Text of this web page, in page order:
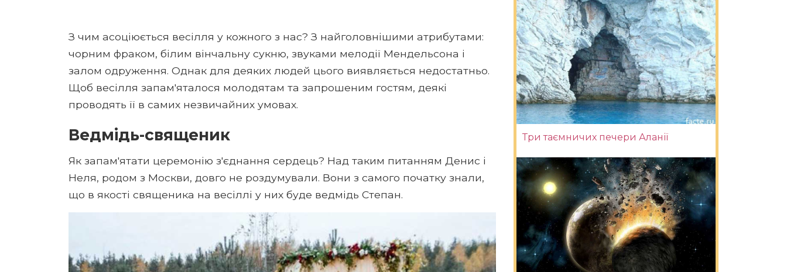
З чим асоціюється весілля у кожного з нас? З найголовнішими атрибутами:
чорним фраком, білим вінчальну сукню, звуками мелодії Мендельсона і
залом одруження. Однак для деяких людей цього виявляється недостатньо.
Щоб весілля запам'яталося молодятам та запрошеним гостям, деякі
проводять її в самих незвичайних умовах.
Ведмідь-священик
Як запам'ятати церемонію з'єднання сердець? Над таким питанням Денис і
Неля, родом з Москви, довго не роздумували. Вони з самого початку знали,
що в якості священика на весіллі у них буде ведмідь Степан.
Три таємничих печери Аланії